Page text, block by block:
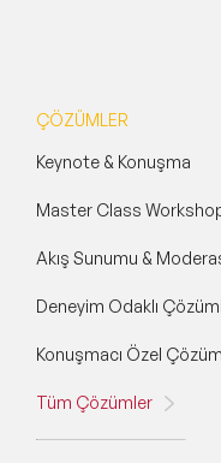
ÇÖZÜMLER
Keynote & Konuşma
Master Class
Akış Sunumu &
Deneyim Odaklı
Konuşmacı Özel
Tüm Çözümler